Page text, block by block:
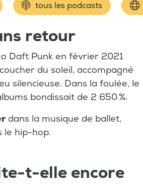
tous les podcasts
retour
Daft Punk en février 2021
du soleil, accompagné
silencieuse. Dans la foulée, le
bondissait de 2 650 %.
dans la musique de ballet,
le hip-hop.
t-elle encore